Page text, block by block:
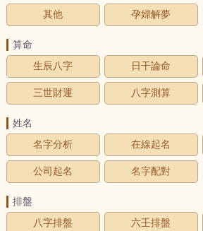
其他 孕婦解夢
算命
生辰八字
日干論命
三世財運 八字測算
姓名
名字分析
在線起名
公司起名 名字配對
排盤
八字排盤
六壬排盤